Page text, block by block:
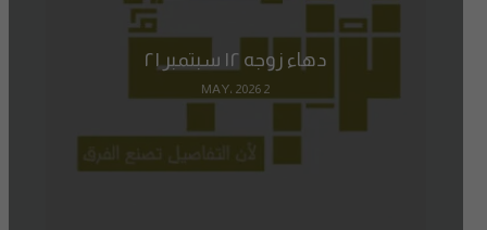
دهاء زوجه ١٢ سبتمبر ٢١
2 MAY، 2026